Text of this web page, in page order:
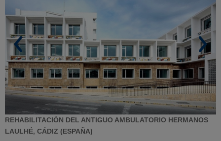
REHABILITACIÓN DEL ANTIGUO AMBULATORIO HERMANOS
LAULHÉ, CÁDIZ (ESPAÑA)